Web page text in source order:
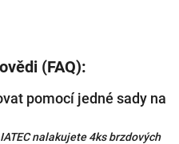
(FAQ):
pomocí jedné sady na
nalakujete 4ks brzdových